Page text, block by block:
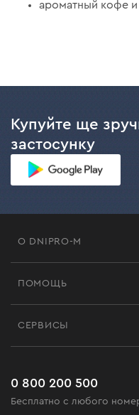
ароматный кофе и
Купуйте ще
застосунку
О DNIPRO-M
Черная пятница
ПОМОЩЬ
Часто задаваемые
СЕРВИСЫ
0 800 200 500
Бесплатно с любого